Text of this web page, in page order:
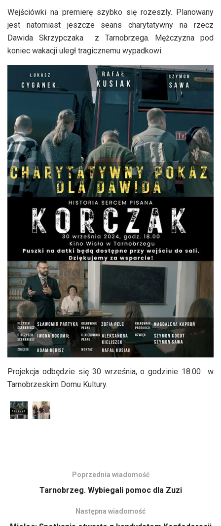
Wejściówki na premierę szybko się rozeszły. Planowany
jest natomiast jeszcze seans charytatywny na rzecz
Dawida Skrzypczaka z Tarnobrzega. Mężczyzna pod
koniec wakacji uległ tragicznemu wypadkowi.
Projekcja odbędzie się 30 września, o godzinie 18.00 w
Tarnobrzeskim Domu Kultury.
Poprzednia wiadomość
Tarnobrzeg. Wybiegali pomoc dla Zuzi
Następna wiadomość